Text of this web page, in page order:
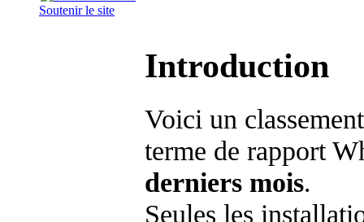
Soutenir le site
Introduction
Voici un
terme de rapport
derniers mois.
Seules les